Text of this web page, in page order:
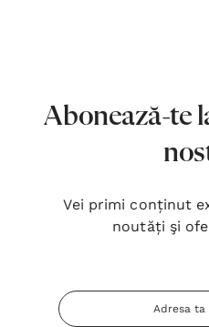
Inima Omului
Abonează-te
Vei primi conținut
noutăți şi
Adresa
Email